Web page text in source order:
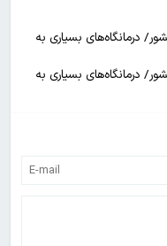
پزشک در کشور/ درمانگاه‌های بسیاری به
پزشک در کشور/ درمانگاه‌های بسیاری به